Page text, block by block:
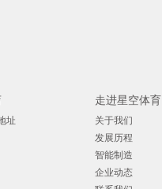
址
走进星空体育
关于我们
发展历程
智能制造
企业动态